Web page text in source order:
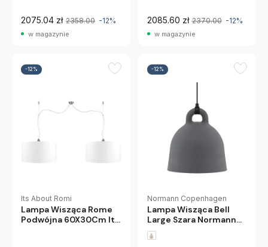
2075.04 zł 2358.00 -12%
w magazynie
2085.60 zł 2370.00 -12%
w magazynie
-12%
Its About Romi
Lampa Wisząca Rome
Podwójna 60X30Cm It
-12%
Normann Copenhagen
Lampa Wisząca Bell
Large Szara Normann
Copenhagen